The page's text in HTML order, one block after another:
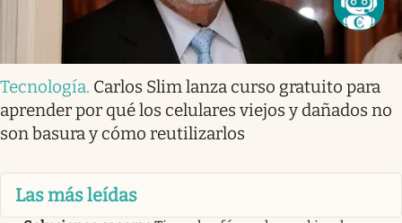
Tecnología. Carlos Slim lanza curso gratuito para
aprender por qué los celulares viejos y dañados no
son basura y cómo reutilizarlos
Las más leídas